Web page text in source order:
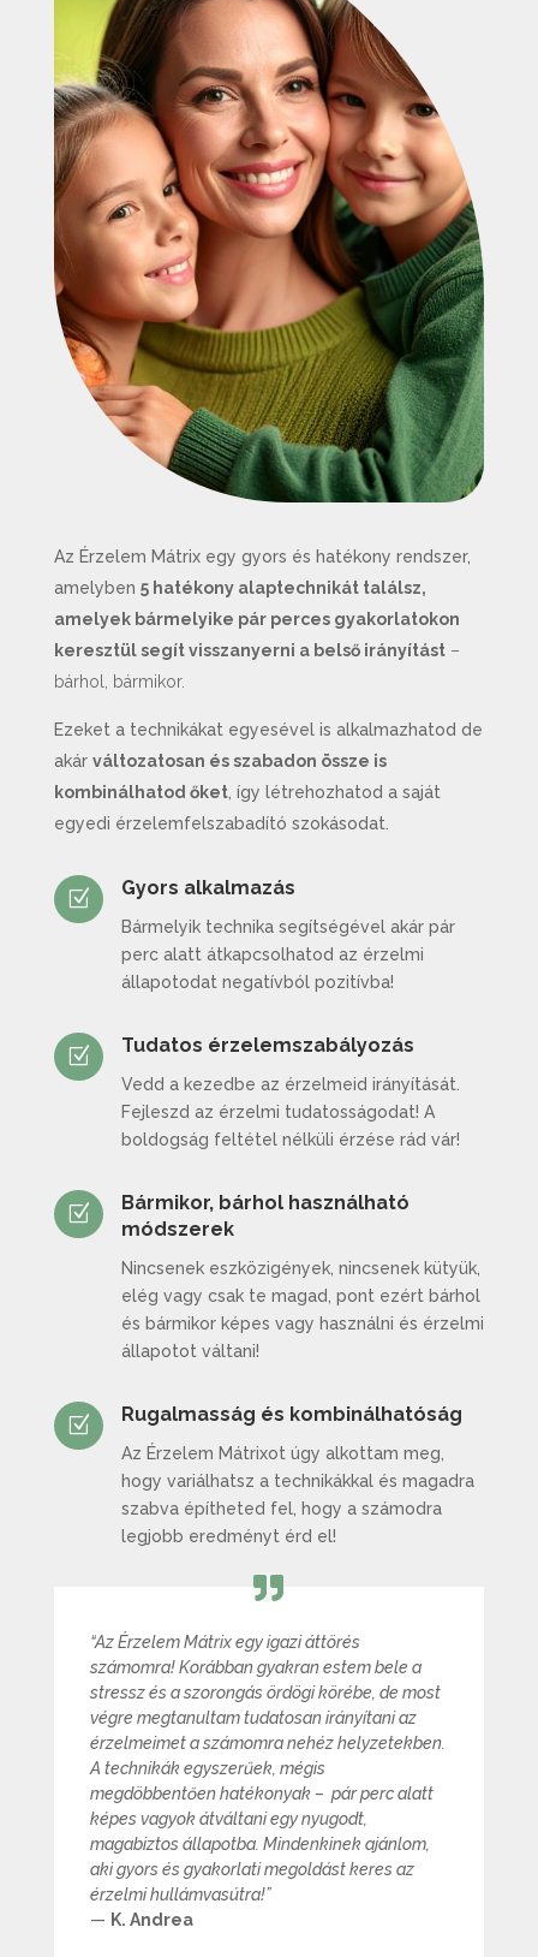
Az Érzelem Mátrix egy gyors és hatékony rendszer,
amelyben 5 hatékony alaptechnikát találsz,
amelyek bármelyike pár perces gyakorlatokon
keresztül segít visszanyerni a belső irányítást–
bárhol, bármikor.
Ezeket a technikákat egyesével is alkalmazhatod de
akár változatosan ésszabadon össze is
kombinálhatod őket, így létrehozhatod a saját
egyedi érzelemfelszabadító szokásodat.
Z Gyors alkalmazás
Bármelyik technika segítségével akár pár
perc alatt átkapcsolhatod az érzelmi
állapotodat negatívból pozitívba!
Z Tudatos érzelemszabályozás
Vedd a kezedbe az érzelmeid irányítását.
Fejleszd az érzelmi tudatosságodat! A
boldogság feltétel nélküli érzése rád vár!
Z
Bármikor, bárhol használható
módszerek
Nincsenek eszközigények, nincsenek kütyük,
elég vagy csak te magad, pont ezért bárhol
és bármikor képes vagy használni és érzelmi
állapotot váltani!
Z Rugalmasság és kombinálhatóság
Az Érzelem Mátrixot úgy alkottam meg,
hogy variálhatsz a technikákkal és magadra
szabva építheted fel, hogy a számodra
legjobb eredményt érd el!
“Az Érzelem Mátrix egy igazi áttörés
számomra! Korábban gyakran estem bele a
stressz és a szorongás ördögi körébe, de most
végre megtanultam tudatosan irányítani az
érzelmeimet a számomra nehéz helyzetekben.
A technikák egyszerűek, mégis
megdöbbentően hatékonyak – pár perc alatt
képes vagyok átváltani egy nyugodt,
magabiztos állapotba. Mindenkinek ajánlom,
aki gyors és gyakorlati megoldást keres az
érzelmi hullámvasútra!”
— K. Andrea